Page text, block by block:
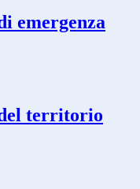
emergenza
territorio